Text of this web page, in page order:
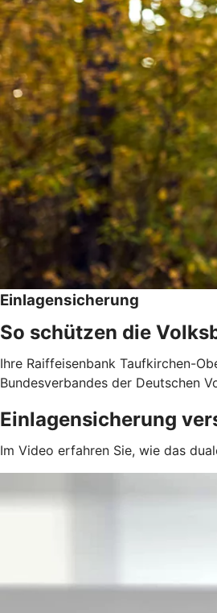
Einlagensicherung
So schützen die
Ihre Raiffeisenbank Taufkirchen-
Bundesverbandes der Deutschen
Einlagensicherung
Im Video erfahren Sie, wie das